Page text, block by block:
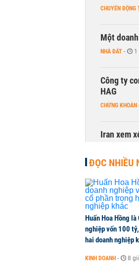
CHUYỂN ĐỘNG
Một
NHÀ ĐẤT - 1
Công ty
HAG
CHỨNG KHOÁN
Iran xem
Giải
THỜI SỰ - 1
Sản
HÀNG HÓA
Đề xuất
ĐỌC NHIỀU
Huấn Hoa Hồng
nghiệp vốn 100
hai doanh nghiệp
KINH DOANH - 8